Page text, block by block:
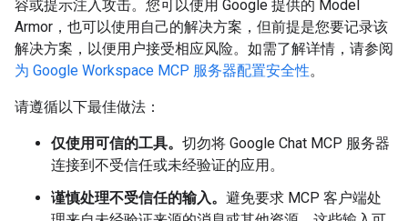
容或提示注入攻击。您可以使用 Google 提供的 Model
Armor，也可以使用自己的解决方案，但前提是您要记录该
解决方案，以便用户接受相应风险。如需了解详情，请参阅
为 Google Workspace MCP 服务器配置安全性。
请遵循以下最佳做法：
仅使用可信的工具。 切勿将 Google Chat MCP 服务器
连接到不受信任或未经验证的应用。
谨慎处理不受信任的输入。 避免要求 MCP 客户端处